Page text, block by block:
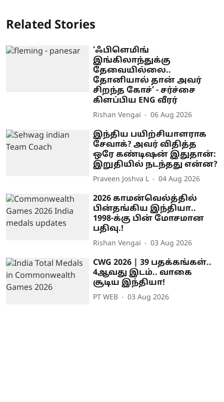
Related Stories
‘ஃபிளெமிங்
இங்கிலாந்துக்கு
தேவையில்லை..
தோனியால் தான் அவர்
சிறந்த கோச்’ - சர்ச்சை
கிளப்பிய ENG வீரர்
Rishan Vengai 06 Aug 2026
இந்திய பயிற்சியாளராக
சேவாக்? அவர் விதித்த
ஒரே கண்டிஷன் இதுதான்:
இறுதியில் நடந்தது என்ன?
Praveen Joshva L 04 Aug 2026
2026 காமன்வெல்த்தில்
பின்தங்கிய இந்தியா..
1998-க்கு பின் மோசமான
பதிவு.!
Rishan Vengai 03 Aug 2026
CWG 2026 | 39 பதக்கங்கள்..
4ஆவது இடம்.. வாகை
சூடிய இந்தியா!
PT WEB 03 Aug 2026